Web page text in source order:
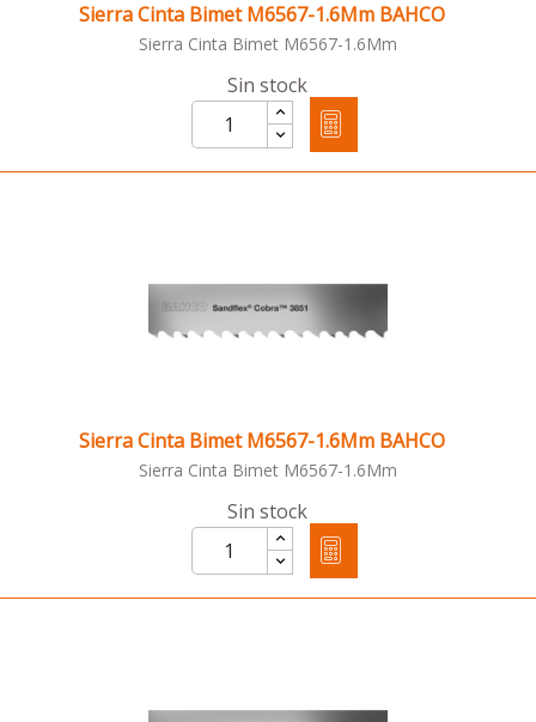
Sierra Cinta Bimet M6567-1.6Mm BAHCO
Sierra Cinta Bimet M6567-1.6Mm
Sin stock
Sierra Cinta Bimet M6567-1.6Mm BAHCO
Sierra Cinta Bimet M6567-1.6Mm
Sin stock